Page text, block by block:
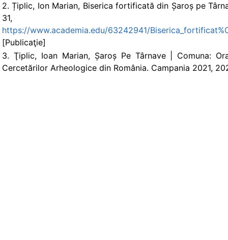
2. Țiplic, Ion Marian, Biserica fortificată din Șaroș pe
31,
https://www.academia.edu/63242941/
[Publicaţie]
3. Ţiplic, Ioan Marian, Șaroș Pe Târnave | Comuna:
Cercetărilor Arheologice din România. Campania 2021,